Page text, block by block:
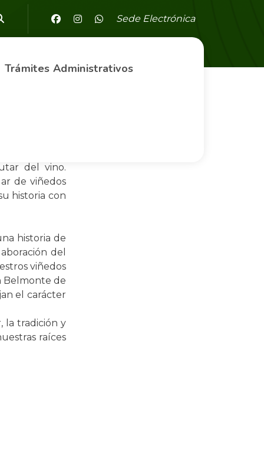
Sede Electrónica
Trámites Administrativos
del vino.
de viñedos
historia con
historia de
del
viñedos
Belmonte de
el carácter
la tradición y
raíces